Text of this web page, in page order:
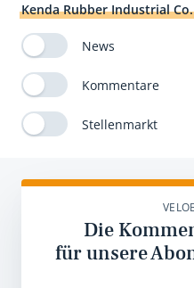
Kenda Rubber Industrial
News
Kommentare
Stellenmarkt
Die
für unsere